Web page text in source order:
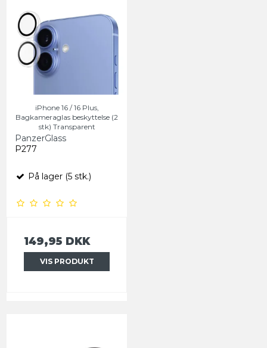
iPhone 16 / 16 Plus,
Bagkameraglas beskyttelse (2
stk) Transparent
PanzerGlass
P277
På lager (5 stk.)
149,95 DKK
VIS PRODUKT